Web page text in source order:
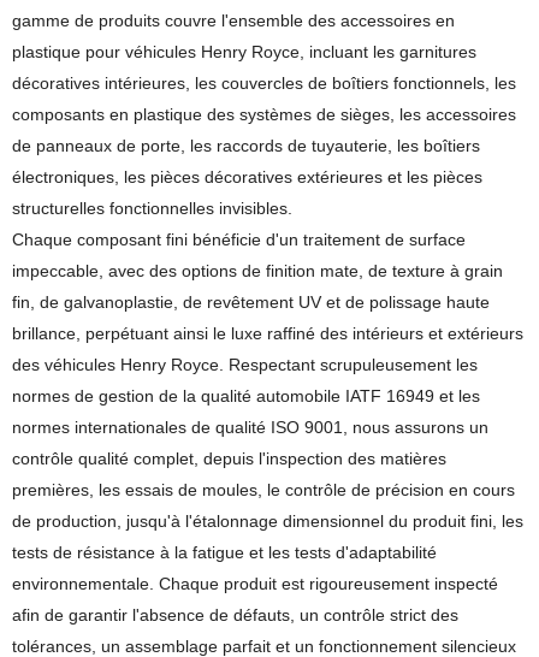
gamme de produits couvre l'ensemble des accessoires en
plastique pour véhicules Henry Royce, incluant les garnitures
décoratives intérieures, les couvercles de boîtiers fonctionnels, les
composants en plastique des systèmes de sièges, les accessoires
de panneaux de porte, les raccords de tuyauterie, les boîtiers
électroniques, les pièces décoratives extérieures et les pièces
structurelles fonctionnelles invisibles.
Chaque composant fini bénéficie d'un traitement de surface
impeccable, avec des options de finition mate, de texture à grain
fin, de galvanoplastie, de revêtement UV et de polissage haute
brillance, perpétuant ainsi le luxe raffiné des intérieurs et extérieurs
des véhicules Henry Royce. Respectant scrupuleusement les
normes de gestion de la qualité automobile IATF 16949 et les
normes internationales de qualité ISO 9001, nous assurons un
contrôle qualité complet, depuis l'inspection des matières
premières, les essais de moules, le contrôle de précision en cours
de production, jusqu'à l'étalonnage dimensionnel du produit fini, les
tests de résistance à la fatigue et les tests d'adaptabilité
environnementale. Chaque produit est rigoureusement inspecté
afin de garantir l'absence de défauts, un contrôle strict des
tolérances, un assemblage parfait et un fonctionnement silencieux